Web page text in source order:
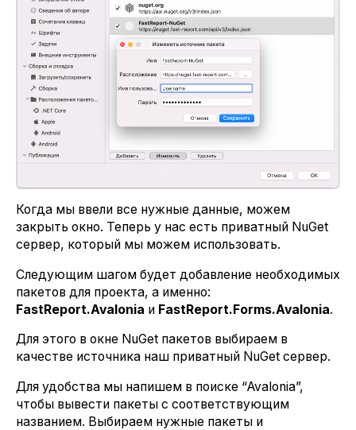
Когда мы ввели все нужные данные, можем
закрыть окно. Теперь у нас есть приватный NuGet
сервер, который мы можем использовать.
Следующим шагом будет добавление необходимых
пакетов для проекта, а именно:
FastReport.Avalonia и FastReport.Forms.Avalonia.
Для этого в окне NuGet пакетов выбираем в
качестве источника наш приватный NuGet сервер.
Для удобства мы напишем в поиске “Avalonia”,
чтобы вывести пакеты с соответствующим
названием. Выбираем нужные пакеты и